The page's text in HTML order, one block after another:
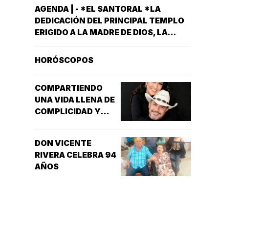
AGENDA | - *EL SANTORAL *LA
DEDICACIÓN DEL PRINCIPAL TEMPLO
ERIGIDO A LA MADRE DE DIOS, LA
GRAN BASÍLICA LIBERIANA DE SANTA
MARÍA LA MAYOR EN ROMA. NUESTRA
INGLATERRA *EL EVANGELIO
SEGÚN…
HORÓSCOPOS
COMPARTIENDO
UNA VIDA LLENA DE
COMPLICIDAD Y
DON VICENTE
RIVERA CELEBRA 94
AÑOS